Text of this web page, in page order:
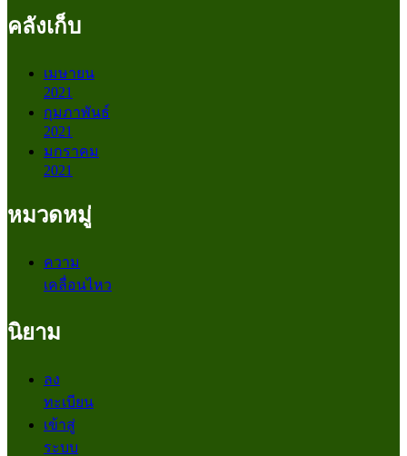
คลังเก็บ
เมษายน
2021
กุมภาพันธ์
2021
มกราคม
2021
หมวดหมู่
ความ
เคลื่อนไหว
นิยาม
ลง
ทะเบียน
เข้าสู่
ระบบ